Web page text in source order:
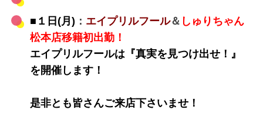
■１日(月) ： エイプリルフール＆ しゅりちゃん
松本店移籍初出勤！
エイプリルフールは『真実を見つけ出せ！』
を開催します！
是非とも皆さんご来店下さいませ！